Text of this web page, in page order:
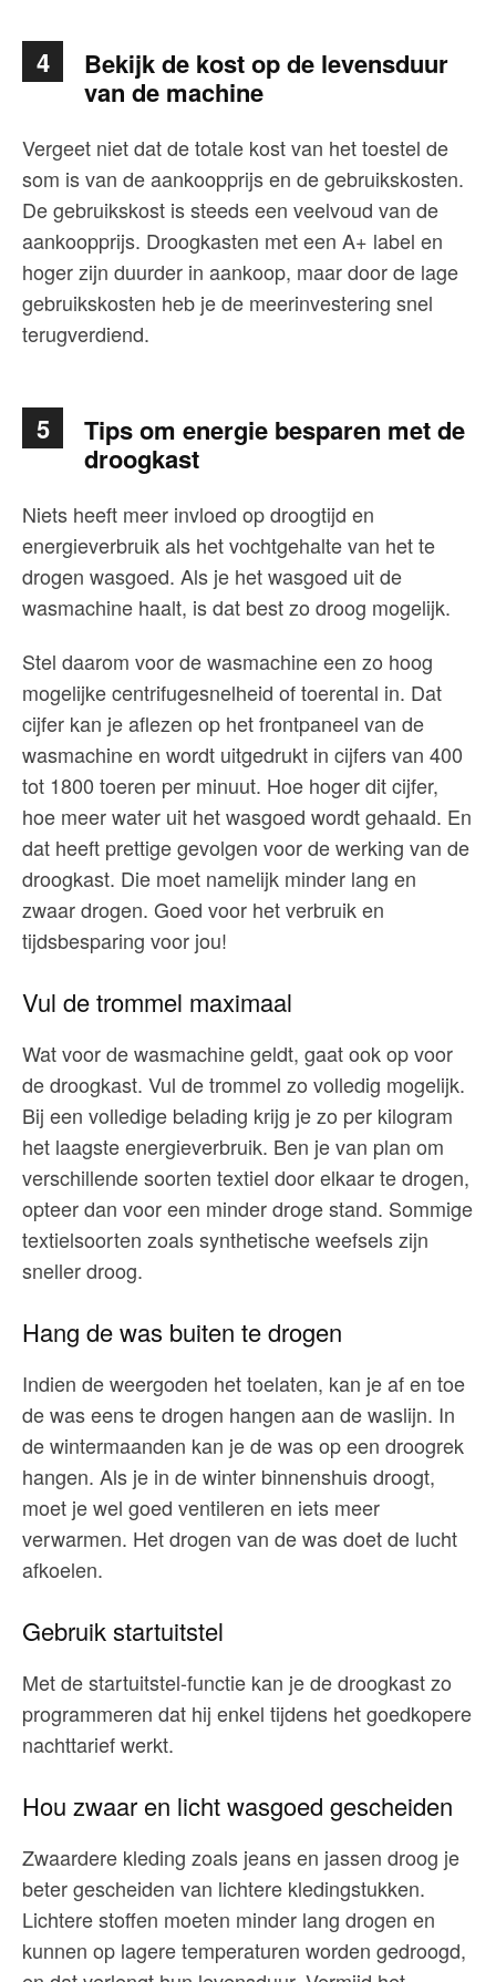
4
Bekijk de kost op de levensduur
van de machine
Vergeet niet dat de totale kost van het toestel de
som is van de aankoopprijs en de gebruikskosten.
De gebruikskost is steeds een veelvoud van de
aankoopprijs. Droogkasten met een A+ label en
hoger zijn duurder in aankoop, maar door de lage
gebruikskosten heb je de meerinvestering snel
terugverdiend.
5
Tips om energie besparen met de
droogkast
Niets heeft meer invloed op droogtijd en
energieverbruik als het vochtgehalte van het te
drogen wasgoed. Als je het wasgoed uit de
wasmachine haalt, is dat best zo droog mogelijk.
Stel daarom voor de wasmachine een zo hoog
mogelijke centrifugesnelheid of toerental in. Dat
cijfer kan je aflezen op het frontpaneel van de
wasmachine en wordt uitgedrukt in cijfers van 400
tot 1800 toeren per minuut. Hoe hoger dit cijfer,
hoe meer water uit het wasgoed wordt gehaald. En
dat heeft prettige gevolgen voor de werking van de
droogkast. Die moet namelijk minder lang en
zwaar drogen. Goed voor het verbruik en
tijdsbesparing voor jou!
Vul de trommel maximaal
Wat voor de wasmachine geldt, gaat ook op voor
de droogkast. Vul de trommel zo volledig mogelijk.
Bij een volledige belading krijg je zo per kilogram
het laagste energieverbruik. Ben je van plan om
verschillende soorten textiel door elkaar te drogen,
opteer dan voor een minder droge stand. Sommige
textielsoorten zoals synthetische weefsels zijn
sneller droog.
Hang de was buiten te drogen
Indien de weergoden het toelaten, kan je af en toe
de was eens te drogen hangen aan de waslijn. In
de wintermaanden kan je de was op een droogrek
hangen. Als je in de winter binnenshuis droogt,
moet je wel goed ventileren en iets meer
verwarmen. Het drogen van de was doet de lucht
afkoelen.
Gebruik startuitstel
Met de startuitstel-functie kan je de droogkast zo
programmeren dat hij enkel tijdens het goedkopere
nachttarief werkt.
Hou zwaar en licht wasgoed gescheiden
Zwaardere kleding zoals jeans en jassen droog je
beter gescheiden van lichtere kledingstukken.
Lichtere stoffen moeten minder lang drogen en
kunnen op lagere temperaturen worden gedroogd,